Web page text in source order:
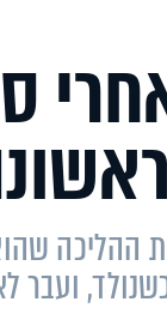
ההליכה
ועבר